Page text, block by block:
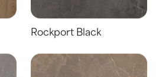
Rockport Black